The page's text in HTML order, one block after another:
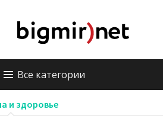
Все категории
и здоровье